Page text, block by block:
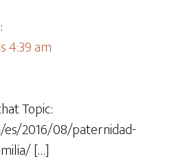
4:39 am
Topic:
2016/08/paternidad-
[…]